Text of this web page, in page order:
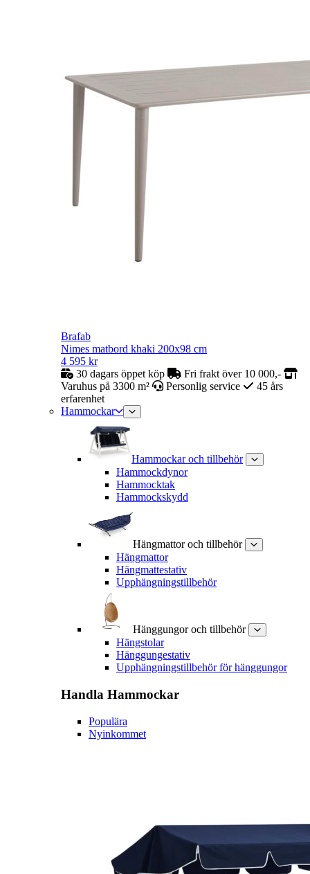
Brafab
Nimes matbord khaki 200x98 cm
4 595 kr
30 dagars öppet köp
Fri frakt över 10 000,-
Varuhus på 3300 m²
Personlig service
45 års
erfarenhet
Hammockar
Hammockar och tillbehör
Hammockdynor
Hammocktak
Hammockskydd
Hängmattor och tillbehör
Hängmattor
Hängmattestativ
Upphängningstillbehör
Hänggungor och tillbehör
Hängstolar
Hänggungestativ
Upphängningstillbehör för hänggungor
Handla Hammockar
Populära
Nyinkommet